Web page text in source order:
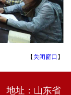
【关闭窗口 】
地址：山东省